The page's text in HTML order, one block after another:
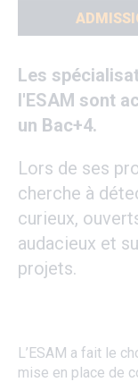
Les
l'ESAM sont
un Bac+4.
Lors de ses
cherche à
curieux,
audacieux et
projets.
L’ESAM a fait le
mise en place de